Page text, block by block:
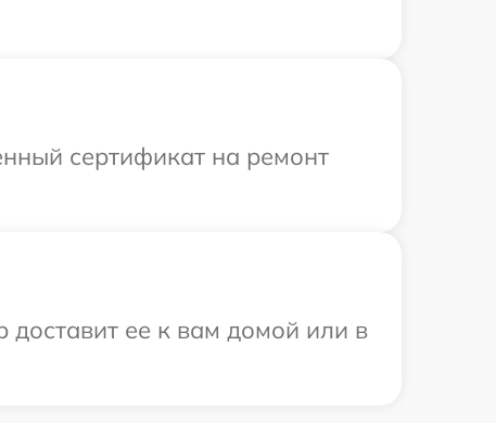
сертификат на ремонт
ее к вам домой или в